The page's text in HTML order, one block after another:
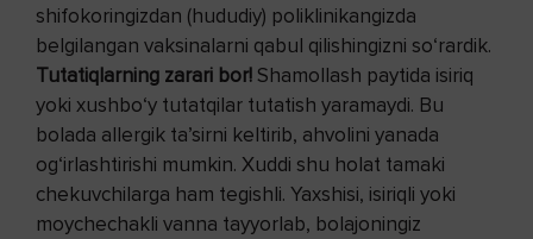
shifokoringizdan (hududiy) poliklinikangizda
belgilangan vaksinalarni qabul qilishingizni so‘rardik.
Tutatiqlarning zarari bor! Shamollash paytida isiriq
yoki xushbo‘y tutatqilar tutatish yaramaydi. Bu
bolada allergik ta’sirni keltirib, ahvolini yanada
og‘irlashtirishi mumkin. Xuddi shu holat tamaki
chekuvchilarga ham tegishli. Yaxshisi, isiriqli yoki
moychechakli vanna tayyorlab, bolajoningiz